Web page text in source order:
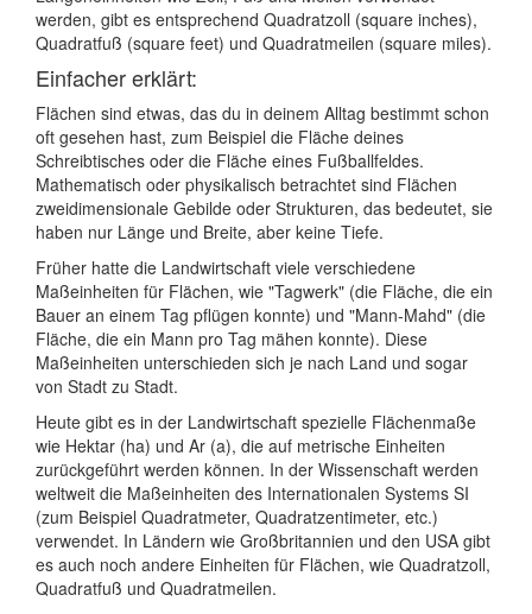
werden, gibt es entsprechend Quadratzoll (square inches),
Quadratfuß (square feet) und Quadratmeilen (square miles).
Einfacher erklärt:
Flächen sind etwas, das du in deinem Alltag bestimmt schon
oft gesehen hast, zum Beispiel die Fläche deines
Schreibtisches oder die Fläche eines Fußballfeldes.
Mathematisch oder physikalisch betrachtet sind Flächen
zweidimensionale Gebilde oder Strukturen, das bedeutet, sie
haben nur Länge und Breite, aber keine Tiefe.
Früher hatte die Landwirtschaft viele verschiedene
Maßeinheiten für Flächen, wie "Tagwerk" (die Fläche, die ein
Bauer an einem Tag pflügen konnte) und "Mann-Mahd" (die
Fläche, die ein Mann pro Tag mähen konnte). Diese
Maßeinheiten unterschieden sich je nach Land und sogar
von Stadt zu Stadt.
Heute gibt es in der Landwirtschaft spezielle Flächenmaße
wie Hektar (ha) und Ar (a), die auf metrische Einheiten
zurückgeführt werden können. In der Wissenschaft werden
weltweit die Maßeinheiten des Internationalen Systems SI
(zum Beispiel Quadratmeter, Quadratzentimeter, etc.)
verwendet. In Ländern wie Großbritannien und den USA gibt
es auch noch andere Einheiten für Flächen, wie Quadratzoll,
Quadratfuß und Quadratmeilen.